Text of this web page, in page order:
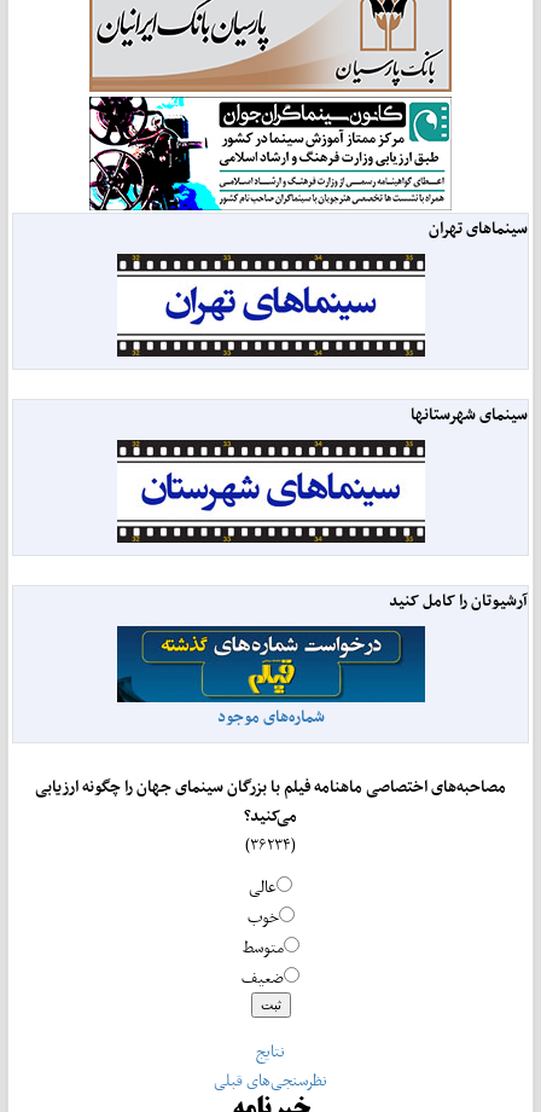
سینماهای تهران
سینمای شهرستانها
آرشیوتان را کامل کنید
شماره‌های موجود
مصاحبه‌های اختصاصی ماهنامه فیلم با بزرگان سینمای جهان را چگونه ارزیابی
می‌کنید؟
(۳۶۲۳۴)
عالی
خوب
متوسط
ضعیف
نتایج
نظرسنجی‌های قبلی